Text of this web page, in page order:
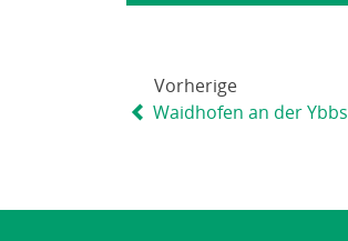
Vorherige
Waidhofen an der Ybbs